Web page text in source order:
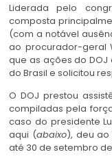
Liderada pelo
composta
(com a notável
ao procurador-geral
que as ações do
do Brasil e solicitou
O DOJ prestou
compiladas pela
caso do presidente
aqui (abaixo), deu ao
até 30 de setembro